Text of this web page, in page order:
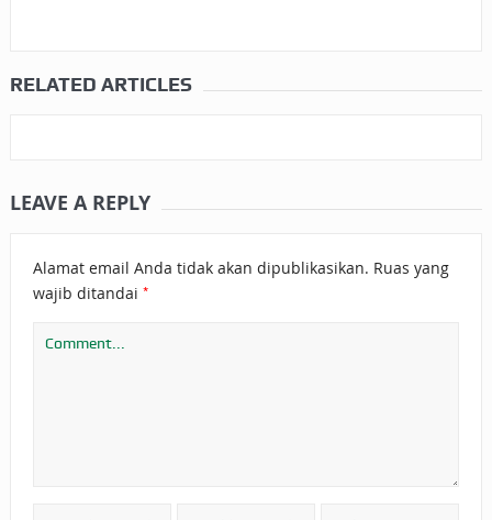
RELATED ARTICLES
LEAVE A REPLY
Alamat email Anda tidak akan dipublikasikan. Ruas yang
wajib ditandai *